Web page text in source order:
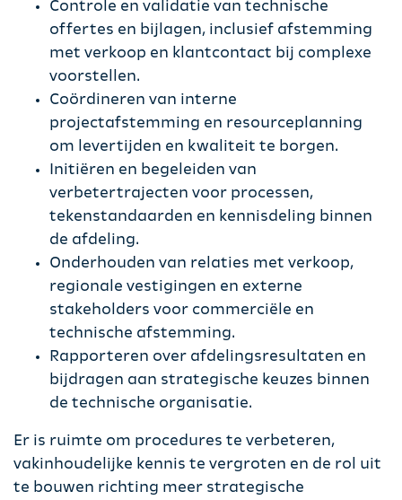
Controle en validatie van technische
offertes en bijlagen, inclusief afstemming
met verkoop en klantcontact bij complexe
voorstellen.
Coördineren van interne
projectafstemming en resourceplanning
om levertijden en kwaliteit te borgen.
Initiëren en begeleiden van
verbetertrajecten voor processen,
tekenstandaarden en kennisdeling binnen
de afdeling.
Onderhouden van relaties met verkoop,
regionale vestigingen en externe
stakeholders voor commerciële en
technische afstemming.
Rapporteren over afdelingsresultaten en
bijdragen aan strategische keuzes binnen
de technische organisatie.
Er is ruimte om procedures te verbeteren,
vakinhoudelijke kennis te vergroten en de rol uit
te bouwen richting meer strategische